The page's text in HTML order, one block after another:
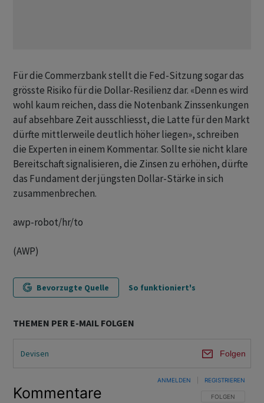
Für die Commerzbank stellt die Fed-Sitzung sogar das
grösste Risiko für die Dollar-Resilienz dar. «Denn es wird
wohl kaum reichen, dass die Notenbank Zinssenkungen
auf absehbare Zeit ausschliesst, die Latte für den Markt
dürfte mittlerweile deutlich höher liegen», schreiben
die Experten in einem Kommentar. Sollte sie nicht klare
Bereitschaft signalisieren, die Zinsen zu erhöhen, dürfte
das Fundament der jüngsten Dollar-Stärke in sich
zusammenbrechen.
awp-robot/hr/to
(AWP)
Bevorzugte Quelle So funktioniert's
THEMEN PER E-MAIL FOLGEN
Devisen Folgen
Kommentare FOLGE DIESER
FOLGEN
ANMELDEN REGISTRIEREN